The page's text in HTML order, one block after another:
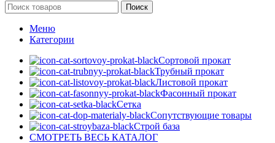
Поиск
Меню
Категории
Сортовой прокат
Трубный прокат
Листовой прокат
Фасонный прокат
Сетка
Сопутствующие товары
Строй база
СМОТРЕТЬ ВЕСЬ КАТАЛОГ